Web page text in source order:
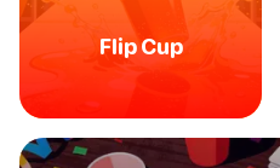
Flip Cup